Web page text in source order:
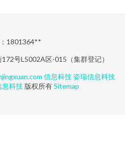
1801364**
号L5002A区-015（集群登记）
信息科技姿瑞信息科技
息科技 版权所有Sitemap